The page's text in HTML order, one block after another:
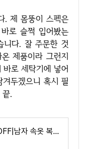
로 슬쩍 입어봤는
니다. 잘 주문한 것
제품이라 그런지
로 세탁기에 넣어
두겠으니 혹시 필
.
12437.0₩ 60% OFF|남자 속옷 복서 여름 얼음 실크 메쉬 통기성 얇은 반바지 남자 브랜드 섹시 복서